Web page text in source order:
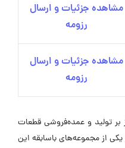
مشاهده جزئیات و ارسال
رزومه
مشاهده جزئیات و ارسال
رزومه
از سال ۱۳۶۳ با تمرکز بر تولید و عمده‌فروشی قطعات
از مجموعه‌های باسابقه این